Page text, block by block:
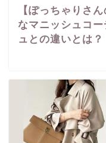
【ぽっちゃりさ
なマニッシュコ
ュとの違いとは？